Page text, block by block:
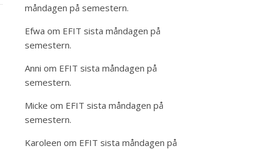
måndagen på semestern.
Efwa om EFIT sista måndagen på
semestern.
Anni om EFIT sista måndagen på
semestern.
Micke om EFIT sista måndagen på
semestern.
Karoleen om EFIT sista måndagen på